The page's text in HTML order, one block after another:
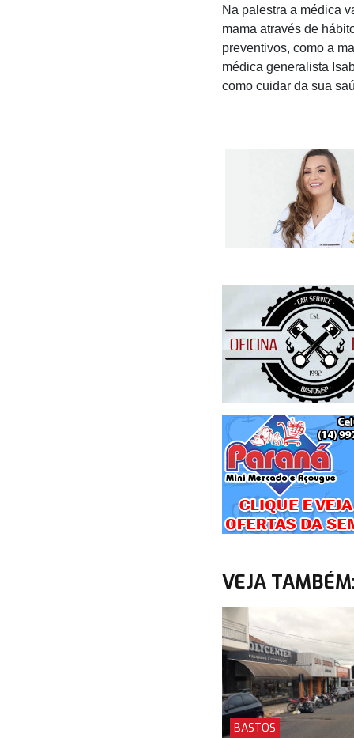
Na palestra a médica
mama através de
preventivos, como a
médica generalista
como cuidar da sua
VEJA
BASTOS